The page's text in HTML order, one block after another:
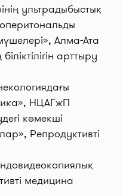
ультрадыбыстық
Алма-Ата
арттыру
НЦАГжП
көмекші
Репродуктивті
медицина